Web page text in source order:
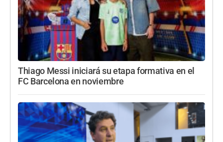
Thiago Messi iniciará su etapa formativa en el
FC Barcelona en noviembre